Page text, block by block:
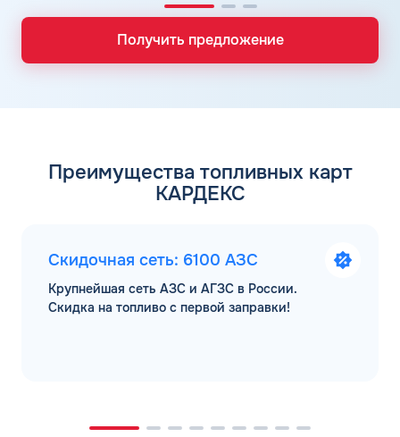
Получить предложение
Преимущества топливных карт
КАРДЕКС
Скидочная сеть: 6100 АЗС
Крупнейшая сеть АЗС и АГЗС в России.
Скидка на топливо с первой заправки!